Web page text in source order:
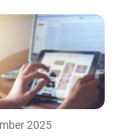
2025